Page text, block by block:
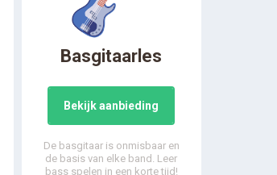
Basgitaarles
Bekijk aanbieding
De basgitaar is onmisbaar en
de basis van elke band. Leer
bass spelen in een korte tijd!